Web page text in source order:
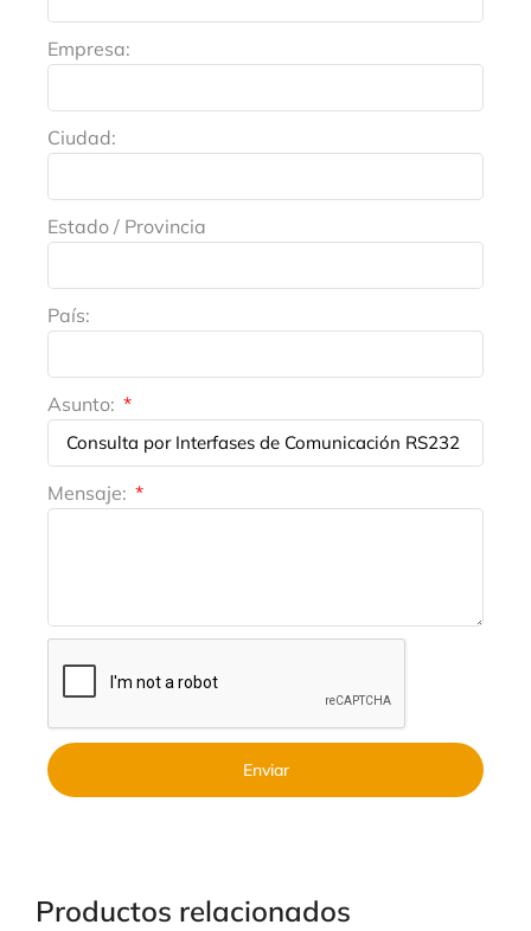
Empresa:
Ciudad:
Estado / Provincia
País:
Asunto:
Mensaje:
Enviar
Productos relacionados